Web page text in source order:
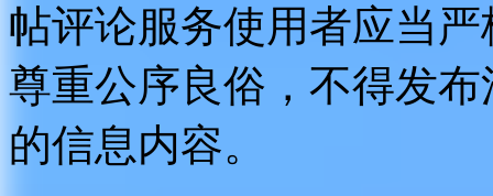
帖评论服务使用者应当
尊重公序良俗，不得发
的信息内容。